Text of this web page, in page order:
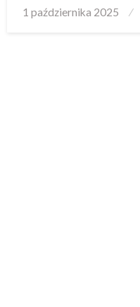
Posted
1 października 2025